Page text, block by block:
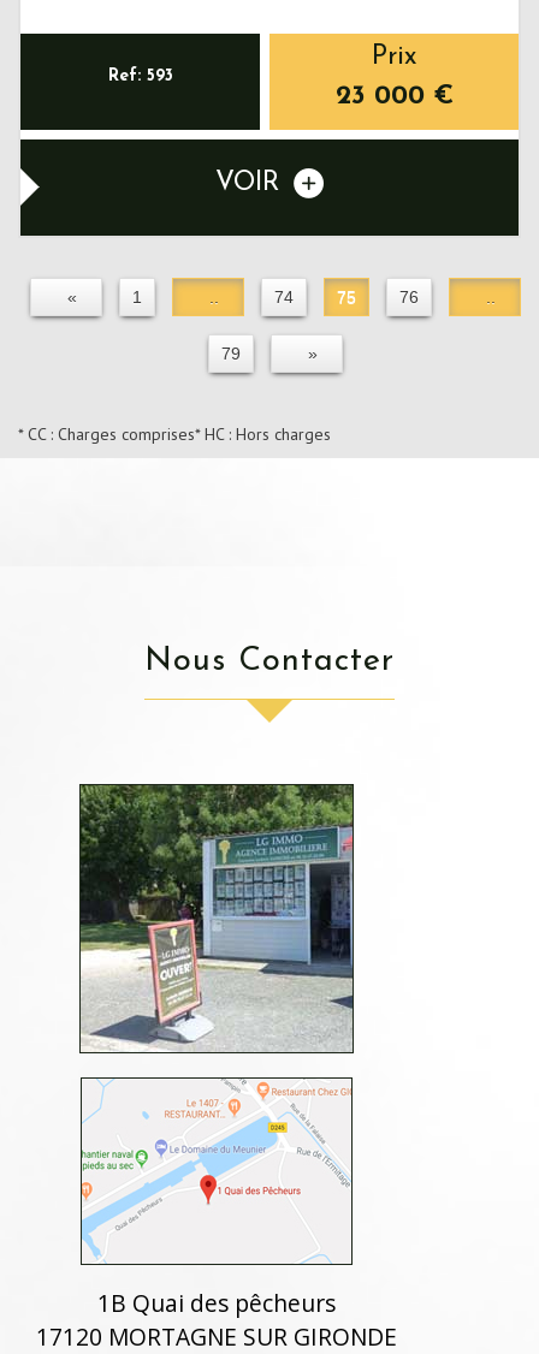
Ref: 593
Prix
23 000 €
VOIR
« 1 74 75 76
79 »
* CC : Charges comprises* HC : Hors charges
Nous Contacter
1B Quai des pêcheurs
17120 MORTAGNE SUR GIRONDE